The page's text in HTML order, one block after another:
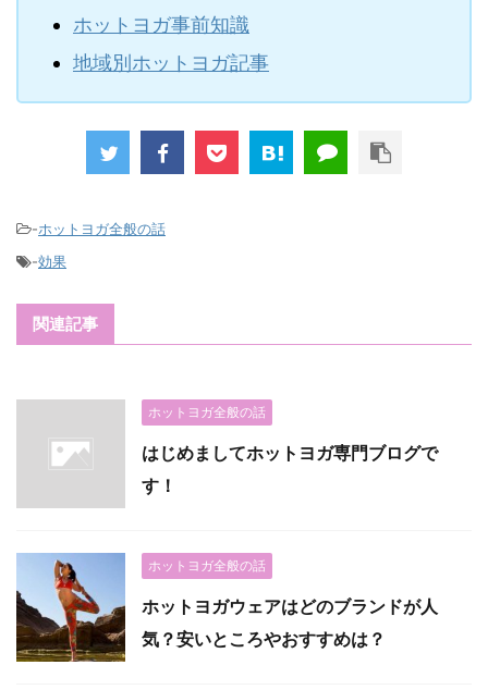
ホットヨガ事前知識
地域別ホットヨガ記事
-ホットヨガ全般の話
-効果
関連記事
ホットヨガ全般の話
はじめましてホットヨガ専門ブログで
す！
ホットヨガ全般の話
ホットヨガウェアはどのブランドが人
気？安いところやおすすめは？